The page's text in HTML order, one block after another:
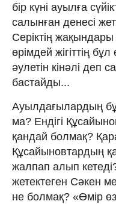
бір күні ауылға
салынған денесі
Серіктің
өрімдей жігіттің
әулетін кінәлі деп
бастайды...
Ауылдағылардың
ма? Ендігі
қандай болмақ?
Құсайыновтардың
жалпап алып
жетектеген Сәкен
не болмақ? «Өмір